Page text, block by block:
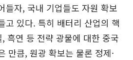
들자, 국내 기업들도 자원 확보
고 있다. 특히 배터리 산업의 핵
흑연 등 전략 광물에 대한 중국
만큼, 원광 확보는 물론 정제·